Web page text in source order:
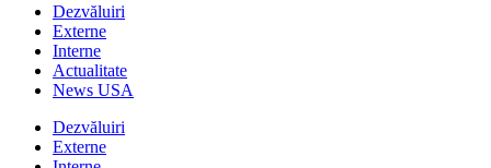
Dezvăluiri
Externe
Interne
Actualitate
News USA
Dezvăluiri
Externe